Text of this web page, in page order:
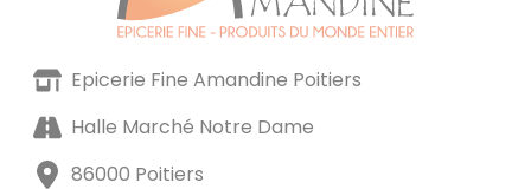
Epicerie Fine Amandine Poitiers
Halle Marché Notre Dame
86000 Poitiers